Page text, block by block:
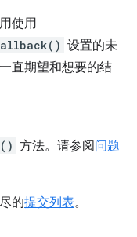
使用
设置的未
直期望和想要的结
方法。请参阅问题
的提交列表。